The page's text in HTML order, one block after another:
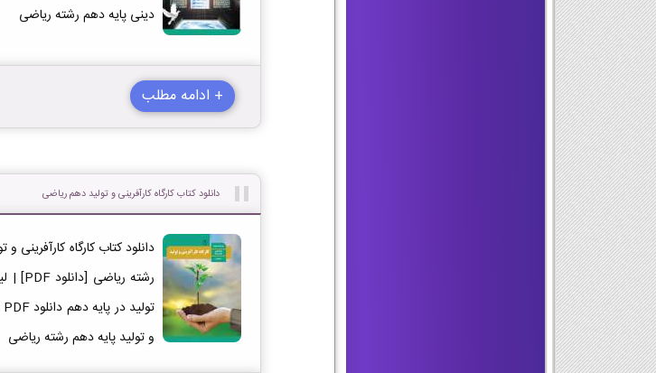
دینی پایه دهم رشته ریاضی
+ ادامه مطلب
دانلود کتاب کارگاه کارآفرینی و تولید دهم ریاضی
و تولید پایه دهم رشته ریاضی